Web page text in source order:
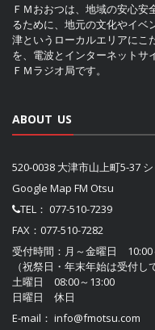
ＦＭおおつは、地域の安心
るために、地元の文化やイベ
津というローカルエリアにこ
を、電波とインターネットサ
ＦＭラジオ局です。
ABOUT US
520-0038 大津市山上町5-37
Google Map FM Otsu
TEL： 077-510-7239
FAX：077-510-7282
受付時間：月～金曜日 10:00
（祝祭日・年末年始は受付し
土曜日 08:00～13:00
日曜日 休日
E-mail： info@fmotsu.com